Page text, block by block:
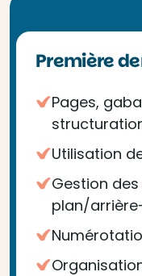
Première
Pages,
Utilisation
Gestion
plan/